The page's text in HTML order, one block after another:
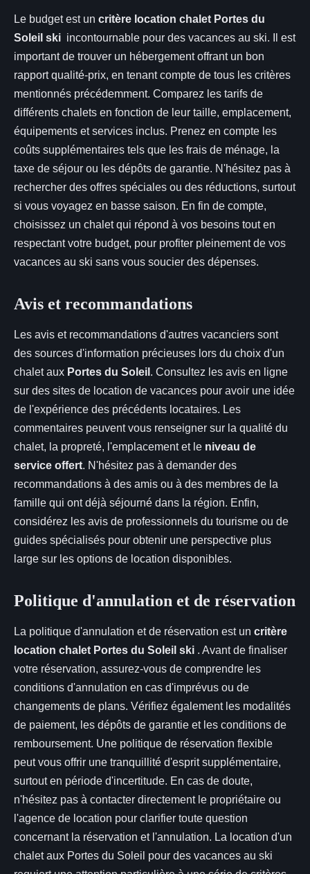
Le budget est un critère location chalet Portes du
Soleil ski incontournable pour des vacances au ski. Il est
important de trouver un hébergement offrant un bon
rapport qualité-prix, en tenant compte de tous les critères
mentionnés précédemment. Comparez les tarifs de
différents chalets en fonction de leur taille, emplacement,
équipements et services inclus. Prenez en compte les
coûts supplémentaires tels que les frais de ménage, la
taxe de séjour ou les dépôts de garantie. N'hésitez pas à
rechercher des offres spéciales ou des réductions, surtout
si vous voyagez en basse saison. En fin de compte,
choisissez un chalet qui répond à vos besoins tout en
respectant votre budget, pour profiter pleinement de vos
vacances au ski sans vous soucier des dépenses.
Avis et recommandations
Les avis et recommandations d'autres vacanciers sont
des sources d'information précieuses lors du choix d'un
chalet aux Portes du Soleil . Consultez les avis en ligne
sur des sites de location de vacances pour avoir une idée
de l'expérience des précédents locataires. Les
commentaires peuvent vous renseigner sur la qualité du
chalet, la propreté, l'emplacement et le niveau de
service offert. N'hésitez pas à demander des
recommandations à des amis ou à des membres de la
famille qui ont déjà séjourné dans la région. Enfin,
considérez les avis de professionnels du tourisme ou de
guides spécialisés pour obtenir une perspective plus
large sur les options de location disponibles.
Politique d'annulation et de réservation
La politique d'annulation et de réservation est un critère
location chalet Portes du Soleil ski . Avant de finaliser
votre réservation, assurez-vous de comprendre les
conditions d'annulation en cas d'imprévus ou de
changements de plans. Vérifiez également les modalités
de paiement, les dépôts de garantie et les conditions de
remboursement. Une politique de réservation flexible
peut vous offrir une tranquillité d'esprit supplémentaire,
surtout en période d'incertitude. En cas de doute,
n'hésitez pas à contacter directement le propriétaire ou
l'agence de location pour clarifier toute question
concernant la réservation et l'annulation. La location d'un
chalet aux Portes du Soleil pour des vacances au ski